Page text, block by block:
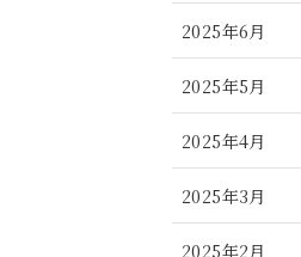
2025年6月
2025年5月
2025年4月
2025年3月
2025年2月